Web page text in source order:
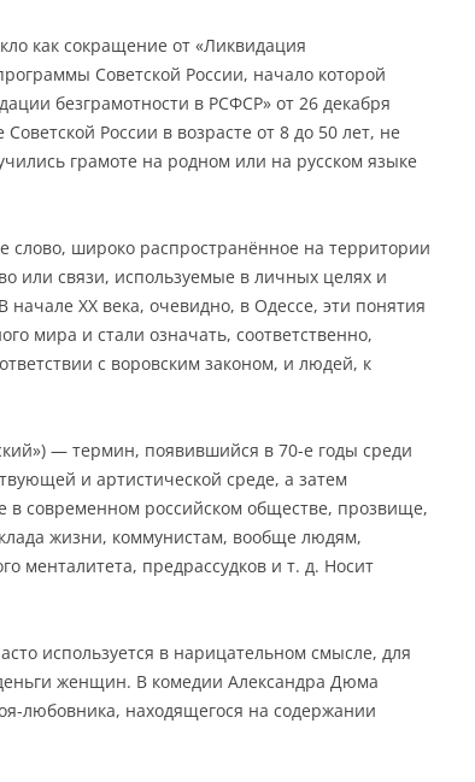
как сокращение от «Ликвидация
Советской России, начало которой
безграмотности в РСФСР» от 26 декабря
России в возрасте от 8 до 50 лет, не
грамоте на родном или на русском языке
слово, широко распространённое на территории
или связи, используемые в личных целях и
XX века, очевидно, в Одессе, эти понятия
мира и стали означать, соответственно,
с воровским законом, и людей, к
— термин, появившийся в 70-е годы среди
и артистической среде, а затем
современном российском обществе, прозвище,
жизни, коммунистам, вообще людям,
менталитета, предрассудков и т. д. Носит
используется в нарицательном смысле, для
женщин. В комедии Александра Дюма
любовника, находящегося на содержании